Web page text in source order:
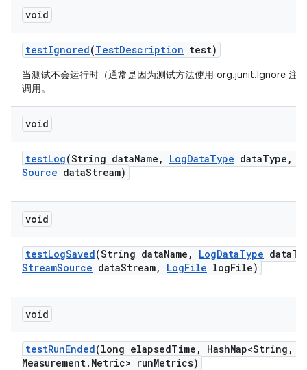
void
testIgnored(TestDescription test)
当测试不会运行时（通常是因为测试方法使用 org.junit.Ignore 注
调用。
void
testLog(String dataName , LogDataType dataType ,
Source dataStream)
void
testLogSaved(String dataName , LogDataType data
StreamSource dataStream, LogFile logFile)
void
testRunEnded(long elapsedTime , HashMap<String ,
Measurement. Metric> runMetrics)